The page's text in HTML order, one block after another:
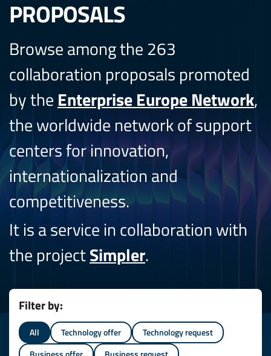
PROPOSALS
Browse among the 263
collaboration proposals promoted
by the Enterprise Europe Network,
the worldwide network of support
centers for innovation,
internationalization and
competitiveness.
It is a service in collaboration with
the projectSimpler.
Filter by:
All Technology offer
Technology request